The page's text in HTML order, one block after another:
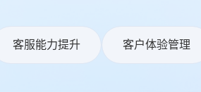
客服能力提升 客户体验管理